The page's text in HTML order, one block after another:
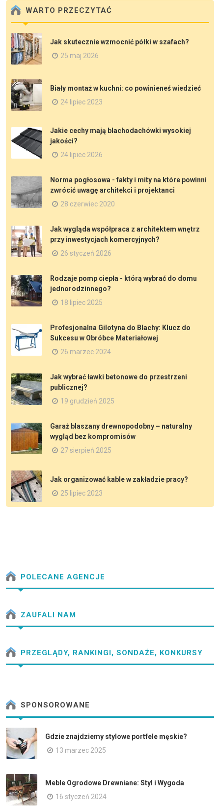
WARTO PRZECZYTAĆ
Jak skutecznie wzmocnić półki w szafach?
25 maj 2026
Biały montaż w kuchni: co powinieneś wiedzieć
24 lipiec 2023
Jakie cechy mają blachodachówki wysokiej
jakości?
24 lipiec 2026
Norma pogłosowa - fakty i mity na które powinni
zwrócić uwagę architekci i projektanci
28 czerwiec 2020
Jak wygląda współpraca z architektem wnętrz
przy inwestycjach komercyjnych?
26 styczeń 2026
Rodzaje pomp ciepła - którą wybrać do domu
jednorodzinnego?
18 lipiec 2025
Profesjonalna Gilotyna do Blachy: Klucz do
Sukcesu w Obróbce Materiałowej
26 marzec 2024
Jak wybrać ławki betonowe do przestrzeni
publicznej?
19 grudzień 2025
Garaż blaszany drewnopodobny – naturalny
wygląd bez kompromisów
27 sierpień 2025
Jak organizować kable w zakładzie pracy?
25 lipiec 2023
POLECANE AGENCJE
ZAUFALI NAM
PRZEGLĄDY, RANKINGI, SONDAŻE, KONKURSY
SPONSOROWANE
Gdzie znajdziemy stylowe portfele męskie?
13 marzec 2025
Meble Ogrodowe Drewniane: Styl i Wygoda
16 styczeń 2024